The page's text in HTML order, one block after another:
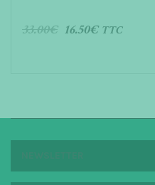
33.00€ 16.50€ TTC